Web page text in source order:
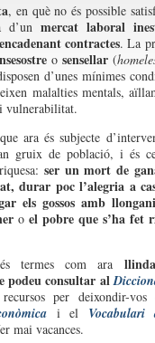
, en què no és possible
d’un mercat laboral
contractes. La
o sensellar (
d’unes mínimes
malalties mentals,
vulnerabilitat.
ara és subjecte
gruix de població, i és
ser un mort de
durar poc l’alegria a
els gossos amb
oel pobre que s’ha fet
termes com ara
podeu consultar al
per deixondir-
i el
mai vacances.